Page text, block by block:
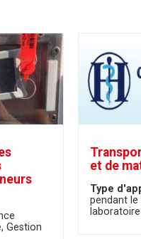
Gestion
et de
Type
pendant
laboratoire